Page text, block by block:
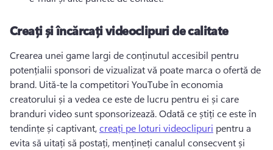
Creați și încărcați videoclipuri de calitate
Crearea unei game largi de conținutul accesibil pentru
potențialii sponsori de vizualizat vă poate marca o ofertă de
brand. Uită-te la competitori YouTube în economia
creatorului și a vedea ce este de lucru pentru ei și care
branduri video sunt sponsorizează. Odată ce știți ce este în
tendințe și captivant, creați pe loturi videoclipuri pentru a
evita să uitați să postați, mențineți canalul consecvent și